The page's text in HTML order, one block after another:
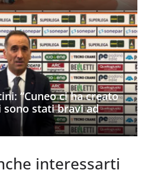
“Cuneo ci ha creato
stati bravi ad
interessarti